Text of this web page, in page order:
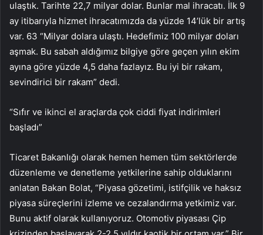
ulaştık. Tarihte 22,7 milyar dolar. Bunlar mal ihracatı. İlk 9
ay itibarıyla hizmet ihracatımızda da yüzde 14’lük bir artış
var. 63 “Milyar dolara ulaştı. Hedefimiz 100 milyar doları
aşmak. Bu sabah aldığımız bilgiye göre geçen yılın ekim
ayına göre yüzde 4,5 daha fazlayız. Bu iyi bir rakam,
sevindirici bir rakam” dedi.
“Sıfır ve ikinci el araçlarda çok ciddi fiyat indirimleri
başladı”
Ticaret Bakanlığı olarak hemen hemen tüm sektörlerde
düzenleme ve denetleme yetkilerine sahip olduklarını
anlatan Bakan Bolat, “Piyasa gözetimi, istifçilik ve haksız
piyasa süreçlerini izleme ve cezalandırma yetkimiz var.
Bunu aktif olarak kullanıyoruz. Otomotiv piyasası Çip